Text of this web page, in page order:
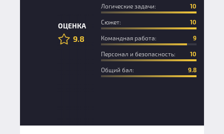
ОЦЕНКА
9.8
Логические задачи: 10
Сюжет: 10
Командная работа: 9
Персонал и безопасность: 10
Общий бал: 9.8